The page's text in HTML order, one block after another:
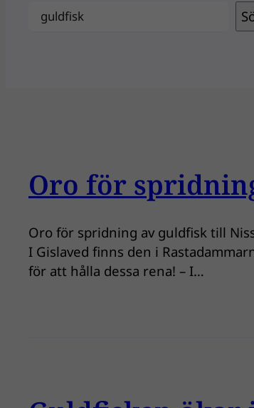
Sök
Oro för
Oro för spridning av guldfisk till
I Gislaved finns den i
för att hålla dessa rena! – I…